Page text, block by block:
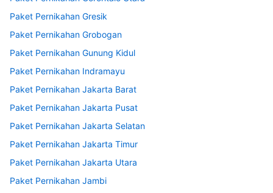
Paket Pernikahan Gresik
Paket Pernikahan Grobogan
Paket Pernikahan Gunung Kidul
Paket Pernikahan Indramayu
Paket Pernikahan Jakarta Barat
Paket Pernikahan Jakarta Pusat
Paket Pernikahan Jakarta Selatan
Paket Pernikahan Jakarta Timur
Paket Pernikahan Jakarta Utara
Paket Pernikahan Jambi